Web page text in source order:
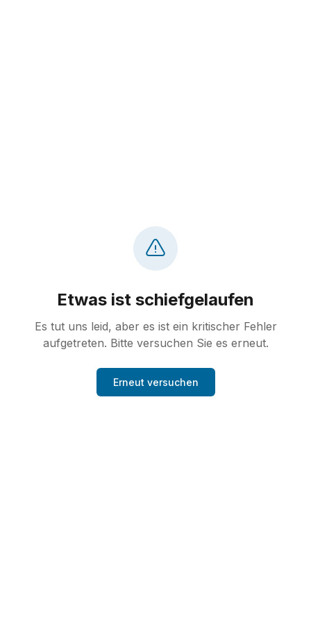
Etwas ist schiefgelaufen
Es tut uns leid, aber es ist ein kritischer Fehler
aufgetreten. Bitte versuchen Sie es erneut.
Erneut versuchen